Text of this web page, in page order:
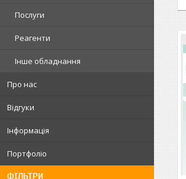
Послуги
Реагенти
Інше обладнання
Про нас
Відгуки
Інформація
Портфоліо
ФІЛЬТРИ